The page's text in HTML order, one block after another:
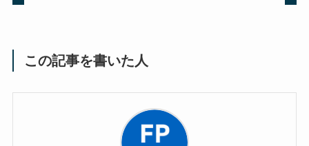
この記事を書いた人